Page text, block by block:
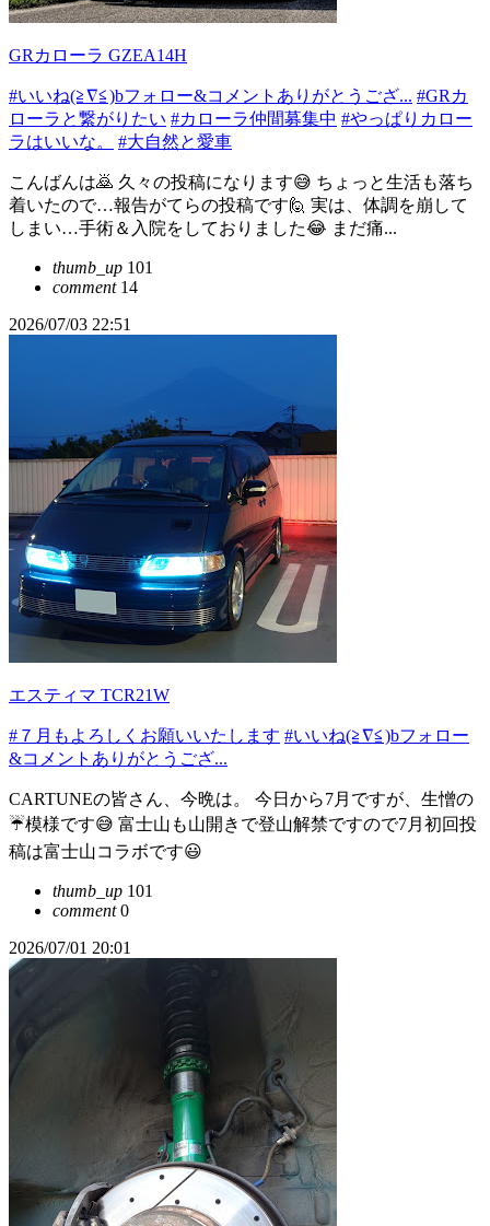
GRカローラ GZEA14H
#いいね(≧∇≦)bフォロー&コメントありがとうござ... #GRカ
ローラと繋がりたい #カローラ仲間募集中 #やっぱりカロー
ラはいいな。
#大自然と愛車
こんばんは🙇 久々の投稿になります😅 ちょっと生活も落ち
着いたので…報告がてらの投稿です🙋 実は、体調を崩して
しまい…手術＆入院をしておりました😂 まだ痛...
thumb_up 101
comment14
2026/07/03 22:51
エスティマ TCR21W
#７月もよろしくお願いいたします #いいね(≧∇≦)bフォロー
&コメントありがとうござ...
CARTUNEの皆さん、今晩は。 今日から7月ですが、生憎の
☔模様です😅 富士山も山開きで登山解禁ですので7月初回投
稿は富士山コラボです😃
thumb_up 101
comment0
2026/07/01 20:01